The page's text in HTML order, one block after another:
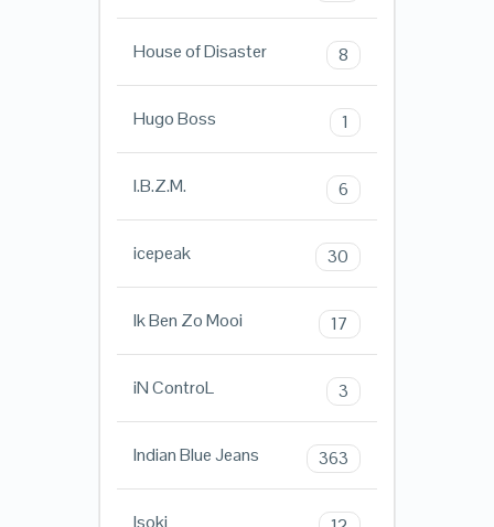
House of Disaster 8
Hugo Boss 1
I.B.Z.M. 6
icepeak 30
Ik Ben Zo Mooi 17
iN ControL 3
Indian Blue Jeans 363
Isoki